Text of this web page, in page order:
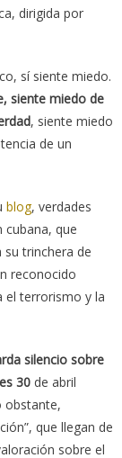
dirigida por
sí siente miedo.
siente miedo de
, siente miedo
de un
blog, verdades
cubana, que
su trinchera de
reconocido
el terrorismo y la
silencio sobre
30de abril
obstante,
que llegan de
sobre el